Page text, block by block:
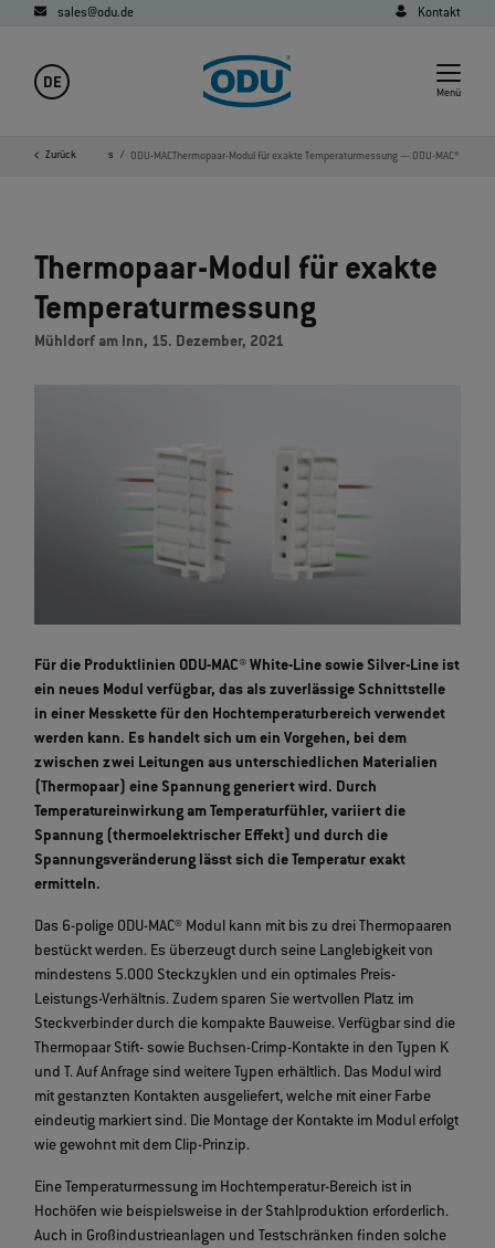
sales@odu.de Kontakt
DE
Menü
Zurück
Media News ODU-MACThermopaar-Modul für exakte Temperaturmessung — ODU-MAC®
Thermopaar-Modul für exakte
Temperaturmessung
Mühldorf am Inn, 15. Dezember, 2021
Für die Produktlinien ODU-MAC® White-Line sowie Silver-Line ist
ein neues Modul verfügbar, das als zuverlässige Schnittstelle
in einer Messkette für den Hochtemperaturbereich verwendet
werden kann. Es handelt sich um ein Vorgehen, bei dem
zwischen zwei Leitungen aus unterschiedlichen Materialien
(Thermopaar) eine Spannung generiert wird. Durch
Temperatureinwirkung am Temperaturfühler, variiert die
Spannung (thermoelektrischer Effekt) und durch die
Spannungsveränderung lässt sich die Temperatur exakt
ermitteln.
Das 6-polige ODU-MAC® Modul kann mit bis zu drei Thermopaaren
bestückt werden. Es überzeugt durch seine Langlebigkeit von
mindestens 5.000 Steckzyklen und ein optimales Preis-
Leistungs-Verhältnis. Zudem sparen Sie wertvollen Platz im
Steckverbinder durch die kompakte Bauweise. Verfügbar sind die
Thermopaar Stift- sowie Buchsen-Crimp-Kontakte in den Typen K
und T. Auf Anfrage sind weitere Typen erhältlich. Das Modul wird
mit gestanzten Kontakten ausgeliefert, welche mit einer Farbe
eindeutig markiert sind. Die Montage der Kontakte im Modul erfolgt
wie gewohnt mit dem Clip-Prinzip.
Eine Temperaturmessung im Hochtemperatur-Bereich ist in
Hochöfen wie beispielsweise in der Stahlproduktion erforderlich.
Auch in Großindustrieanlagen und Testschränken finden solche